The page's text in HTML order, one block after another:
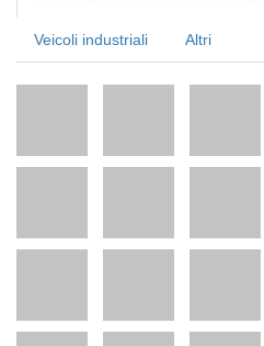
Veicoli industriali Altri